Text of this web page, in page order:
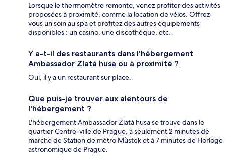
Lorsque le thermomètre remonte, venez profiter des activités
proposées à proximité, comme la location de vélos. Offrez-
vous un soin au spa et profitez des autres équipements
disponibles : un casino, une discothèque, etc.
Y a-t-il des restaurants dans l'hébergement
Ambassador Zlatá husa ou à proximité ?
Oui, il y a un restaurant sur place.
Que puis-je trouver aux alentours de
l'hébergement ?
L'hébergement Ambassador Zlatá husa se trouve dans le
quartier Centre-ville de Prague, à seulement 2 minutes de
marche de Station de métro Můstek et à 7 minutes de Horloge
astronomique de Prague.